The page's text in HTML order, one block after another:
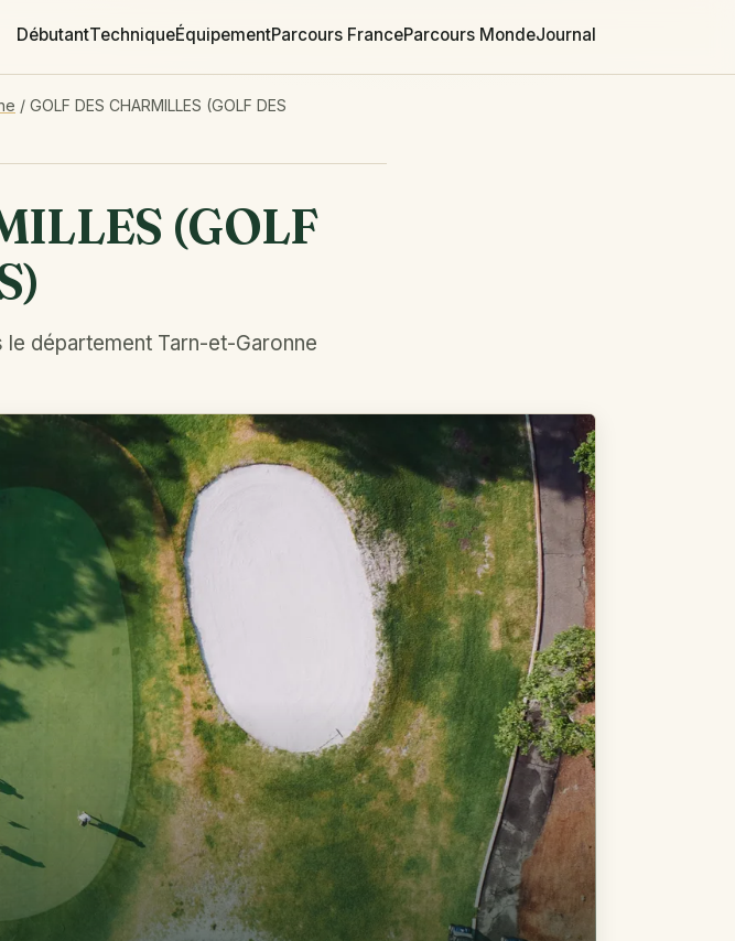
DébutantTechniqueÉquipementParcours FranceParcours MondeJournal
/ GOLF DES CHARMILLES (GOLF DES
(GOLF
département Tarn-et-Garonne